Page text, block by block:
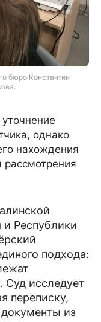
бюро Константин
однако
нахождения
рассмотрения
Республики
подхода:
Суд исследует
переписку,
документы из